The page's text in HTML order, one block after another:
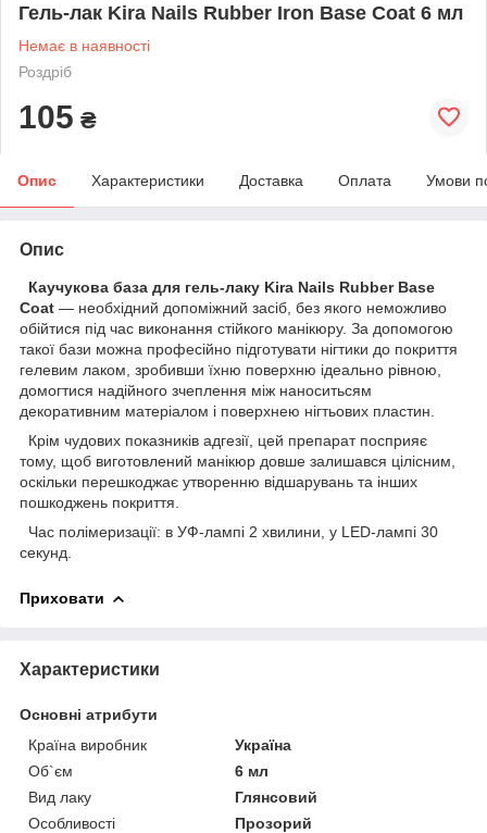
Гель-лак Kira Nails Rubber Iron Base Coat 6 мл
Немає в наявності
Роздріб
105 ₴
Опис Характеристики Доставка Оплата Умови
Опис
Каучукова база для гель-лаку Kira Nails Rubber Base
Coat — необхідний допоміжний засіб, без якого неможливо
обійтися під час виконання стійкого манікюру. За допомогою
такої бази можна професійно підготувати нігтики до покриття
гелевим лаком, зробивши їхню поверхню ідеально рівною,
домогтися надійного зчеплення між наноситьсям
декоративним матеріалом і поверхнею нігтьових пластин.
Крім чудових показників адгезії, цей препарат посприяє
тому, щоб виготовлений манікюр довше залишався цілісним,
оскільки перешкоджає утворенню відшарувань та інших
пошкоджень покриття.
Час полімеризації: в УФ-лампі 2 хвилини, у LED-лампі 30
секунд.
Приховати
Характеристики
Основні атрибути
Країна виробник
Україна
Об`єм
6 мл
Вид лаку
Глянсовий
Особливості
Прозорий